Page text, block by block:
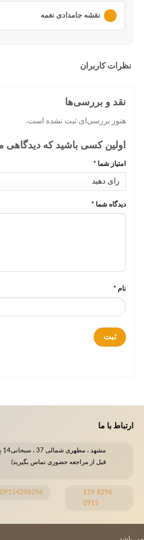
لطفا ابتدا وارد
نقشه جامدادی نغمه
نظرات کاربران
نقد و بررسی‌ها
هنوز بررسی‌ای ثبت نشده است.
اولین کسی باشید که
امتیاز شما *
دیدگاه شما *
نام *
ارتباط با ما
قبل از مراجعه حضوری تماس بگیرید)
8296 119
0915
09154298296